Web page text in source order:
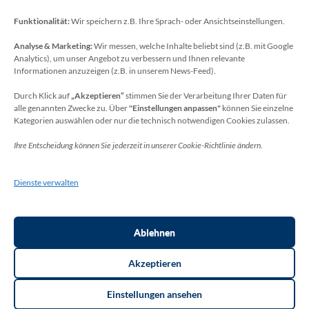
Funktionalität:Wir speichern z.B. Ihre Sprach- oder Ansichtseinstellungen.
Analyse & Marketing:Wir messen, welche Inhalte beliebt sind (z.B. mit Google
Analytics), um unser Angebot zu verbessern und Ihnen relevante
Informationen anzuzeigen (z.B. in unserem News-Feed).
Durch Klick auf „Akzeptieren“ stimmen Sie der Verarbeitung Ihrer Daten für
alle genannten Zwecke zu. Über"Einstellungen anpassen" können Sie einzelne
Kategorien auswählen oder nur die technisch notwendigen Cookies zulassen.
Ihre Entscheidung können Sie jederzeit in unserer Cookie-Richtlinie ändern.
Dienste verwalten
Akzeptieren
Ablehnen
Einstellungen ansehen
Datenschutzbeauftragter
Sie erreichen unseren Datenschutzbeauftragten
unter:
Wolfgang Dax-Rommswinkel
Schulamt für den Rhein-Sieg Kreis
Kaiser-Wilhelm-Platz 1
Deutschland
E-Mail: datenschutz-schulen[at]rhein-sieg-kreis.de